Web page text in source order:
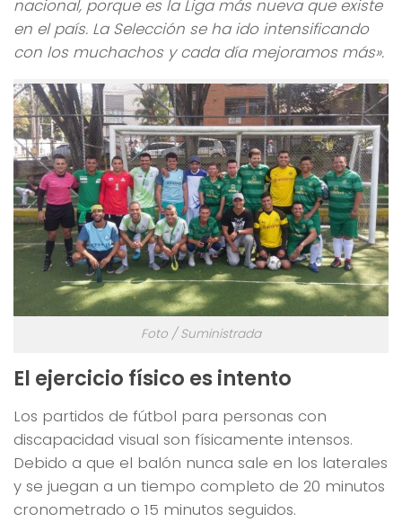
nacional, porque es la Liga más nueva que existe
en el país. La Selección se ha ido intensificando
con los muchachos y cada día mejoramos más».
Foto / Suministrada
El ejercicio físico es intento
Los partidos de fútbol para personas con
discapacidad visual son físicamente intensos.
Debido a que el balón nunca sale en los laterales
y se juegan a un tiempo completo de 20 minutos
cronometrado o 15 minutos seguidos.